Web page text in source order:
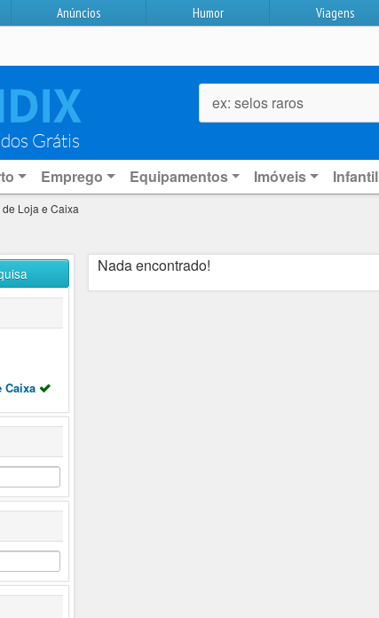
Anúncios Humor Viagens
Grátis
ex: selos raros
Emprego Equipamentos Imóveis Infantil
Loja e Caixa
Caixa
Nada encontrado!